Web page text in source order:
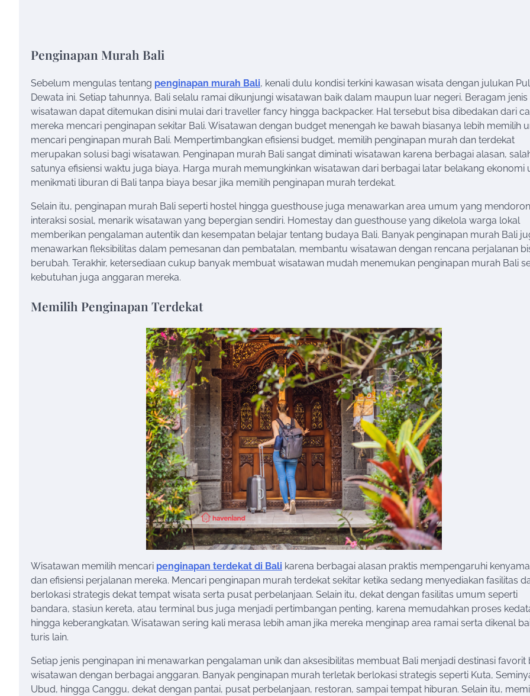
Penginapan Murah Bali
Sebelum mengulas tentang penginapan murah Bali, kenali dulu kondisi terkini kawasan wisata dengan julukan
Dewata ini. Setiap tahunnya, Bali selalu ramai dikunjungi wisatawan baik dalam maupun luar negeri. Beragam jenis
wisatawan dapat ditemukan disini mulai dari traveller fancy hingga backpacker. Hal tersebut bisa dibedakan dari
mereka mencari penginapan sekitar Bali. Wisatawan dengan budget menengah ke bawah biasanya lebih memilih
mencari penginapan murah Bali. Mempertimbangkan efisiensi budget, memilih penginapan murah dan terdekat
merupakan solusi bagi wisatawan. Penginapan murah Bali sangat diminati wisatawan karena berbagai alasan,
satunya efisiensi waktu juga biaya. Harga murah memungkinkan wisatawan dari berbagai latar belakang ekonomi
menikmati liburan di Bali tanpa biaya besar jika memilih penginapan murah terdekat.
Selain itu, penginapan murah Bali seperti hostel hingga guesthouse juga menawarkan area umum yang
interaksi sosial, menarik wisatawan yang bepergian sendiri. Homestay dan guesthouse yang dikelola warga lokal
memberikan pengalaman autentik dan kesempatan belajar tentang budaya Bali. Banyak penginapan murah Bali
menawarkan fleksibilitas dalam pemesanan dan pembatalan, membantu wisatawan dengan rencana perjalanan
berubah. Terakhir, ketersediaan cukup banyak membuat wisatawan mudah menemukan penginapan murah Bali
kebutuhan juga anggaran mereka.
Memilih Penginapan Terdekat
Wisatawan memilih mencari penginapan terdekat di Bali karena berbagai alasan praktis mempengaruhi
dan efisiensi perjalanan mereka. Mencari penginapan murah terdekat sekitar ketika sedang menyediakan fasilitas
berlokasi strategis dekat tempat wisata serta pusat perbelanjaan. Selain itu, dekat dengan fasilitas umum seperti
bandara, stasiun kereta, atau terminal bus juga menjadi pertimbangan penting, karena memudahkan proses
hingga keberangkatan. Wisatawan sering kali merasa lebih aman jika mereka menginap area ramai serta dikenal
turis lain.
Setiap jenis penginapan ini menawarkan pengalaman unik dan aksesibilitas membuat Bali menjadi destinasi favorit
wisatawan dengan berbagai anggaran. Banyak penginapan murah terletak berlokasi strategis seperti Kuta,
Ubud, hingga Canggu, dekat dengan pantai, pusat perbelanjaan, restoran, sampai tempat hiburan. Selain itu,